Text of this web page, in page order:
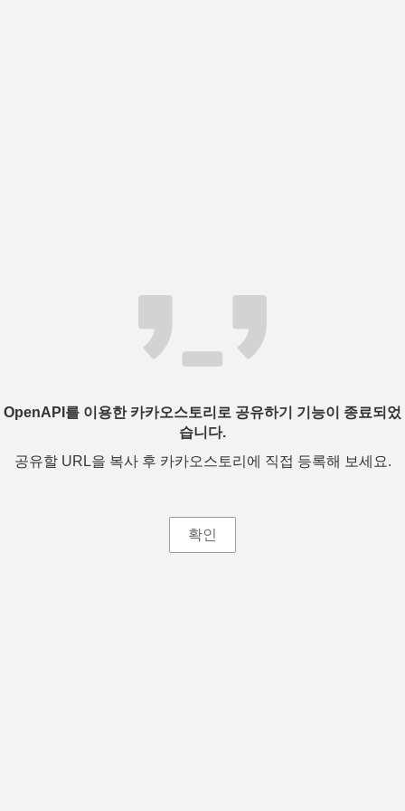
OpenAPI를 이용한 카카오스토리로 공유하기 기능이 종료되었
습니다.
공유할 URL을 복사 후 카카오스토리에 직접 등록해 보세요.
확인